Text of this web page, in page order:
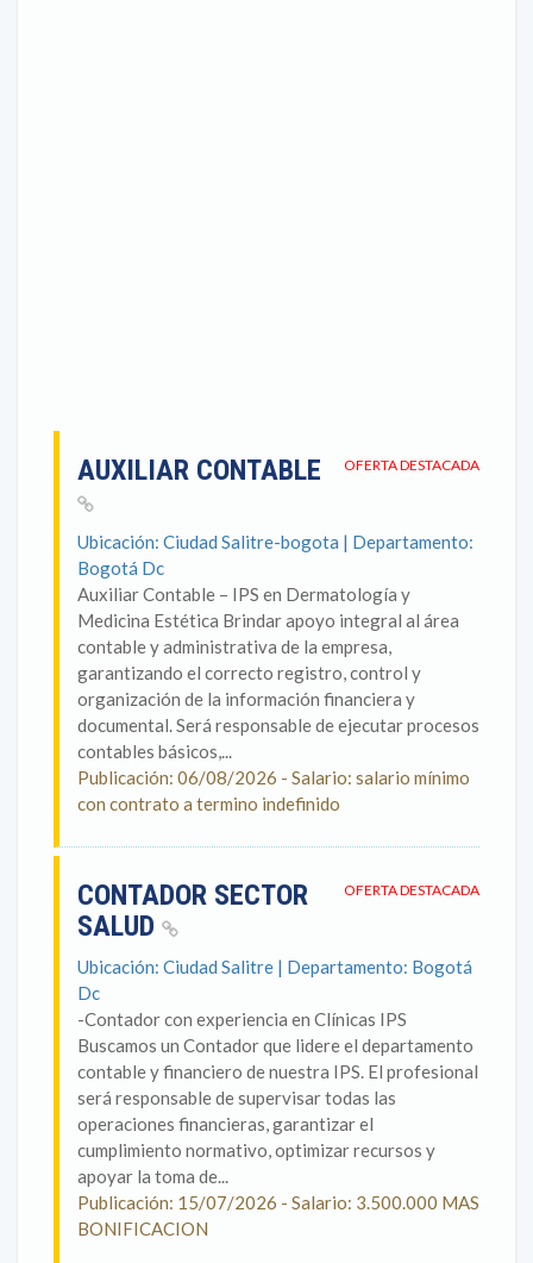
OFERTA DESTACADA
AUXILIAR CONTABLE
Ubicación: Ciudad Salitre-bogota | Departamento:
Bogotá Dc
Auxiliar Contable – IPS en Dermatología y
Medicina Estética Brindar apoyo integral al área
contable y administrativa de la empresa,
garantizando el correcto registro, control y
organización de la información financiera y
documental. Será responsable de ejecutar procesos
contables básicos,...
Publicación: 06/08/2026 - Salario: salario mínimo
con contrato a termino indefinido
OFERTA DESTACADA
CONTADOR SECTOR
SALUD
Ubicación: Ciudad Salitre | Departamento: Bogotá
Dc
-Contador con experiencia en Clínicas IPS
Buscamos un Contador que lidere el departamento
contable y financiero de nuestra IPS. El profesional
será responsable de supervisar todas las
operaciones financieras, garantizar el
cumplimiento normativo, optimizar recursos y
apoyar la toma de...
Publicación: 15/07/2026 - Salario: 3.500.000 MAS
BONIFICACION